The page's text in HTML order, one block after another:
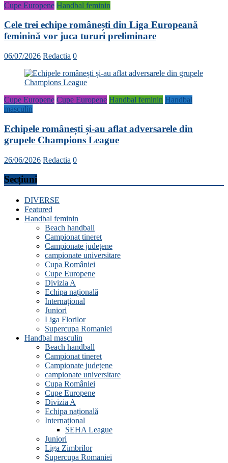
Cupe Europene Handbal feminin
Cele trei echipe românești din Liga Europeană
feminină vor juca tururi preliminare
06/07/2026 Redactia 0
Cupe Europene Cupe Europene Handbal feminin Handbal
masculin
Echipele românești și-au aflat adversarele din
grupele Champions League
26/06/2026 Redactia 0
Secțiuni
DIVERSE
Featured
Handbal feminin
Beach handball
Campionat tineret
Campionate județene
campionate universitare
Cupa României
Cupe Europene
Divizia A
Echipa națională
Internațional
Juniori
Liga Florilor
Supercupa Romaniei
Handbal masculin
Beach handball
Campionat tineret
Campionate județene
campionate universitare
Cupa României
Cupe Europene
Divizia A
Echipa națională
Internațional
SEHA League
Juniori
Liga Zimbrilor
Supercupa Romaniei